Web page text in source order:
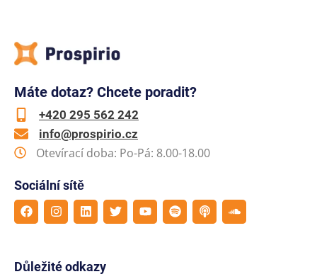
Máte dotaz? Chcete poradit?
+420 295 562 242
info@prospirio.cz
Otevírací doba: Po-Pá: 8.00-18.00
Sociální sítě
Důležité odkazy